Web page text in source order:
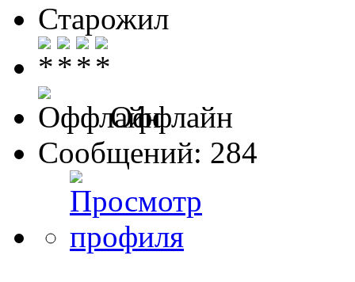
Старожил
Оффлайн
Сообщений: 284